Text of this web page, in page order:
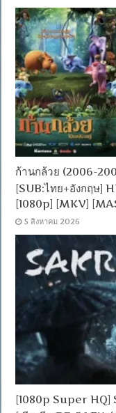
ก้านกล้วย (2006-
[SUB:ไทย+อังกฤษ]
[1080p] [MKV]
5 สิงหาคม 2026
[1080p Super HQ]